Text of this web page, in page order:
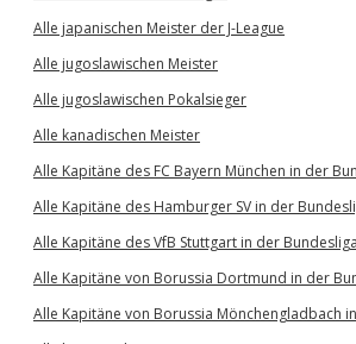
Alle japanischen Meister der J-League
Alle jugoslawischen Meister
Alle jugoslawischen Pokalsieger
Alle kanadischen Meister
Alle Kapitäne des FC Bayern München in der
Alle Kapitäne des Hamburger SV in der
Alle Kapitäne des VfB Stuttgart in der Bundesliga
Alle Kapitäne von Borussia Dortmund in der
Alle Kapitäne von Borussia Mönchengladbach